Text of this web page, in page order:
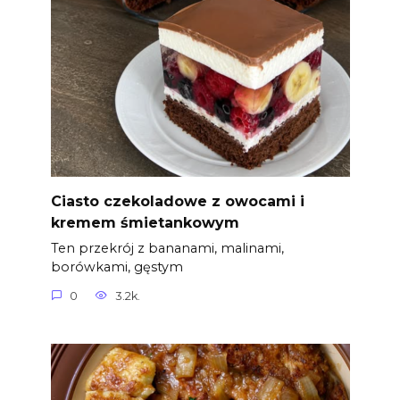
Ciasto czekoladowe z owocami i
kremem śmietankowym
Ten przekrój z bananami, malinami,
borówkami, gęstym
0 3.2k.